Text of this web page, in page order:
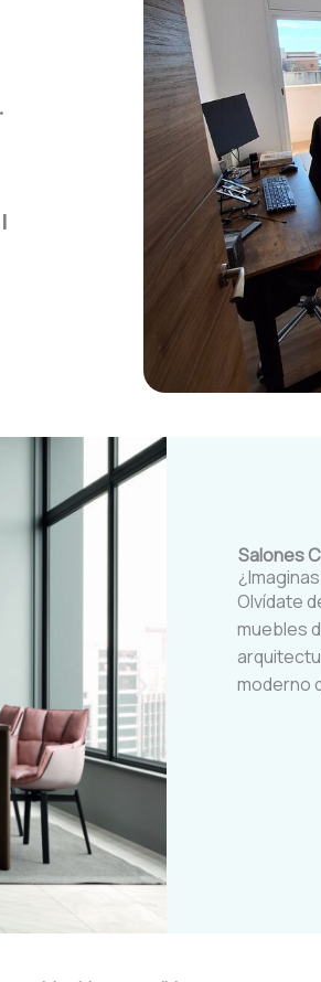
Salones
Olvídate
muebles
moderno